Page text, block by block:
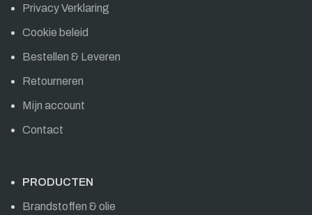
Privacy Verklaring
Cookie beleid
Bestellen & Leveren
Retourneren
Mijn account
Contact
PRODUCTEN
Brandstoffen & olie